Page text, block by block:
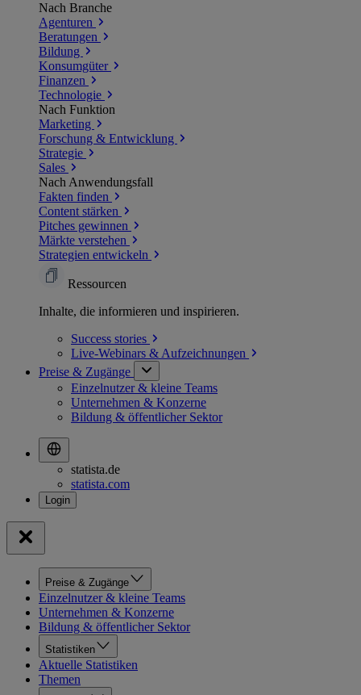
Nach Branche
Agenturen
Beratungen
Bildung
Konsumgüter
Finanzen
Technologie
Nach Funktion
Marketing
Forschung & Entwicklung
Strategie
Sales
Nach Anwendungsfall
Fakten finden
Content stärken
Pitches gewinnen
Märkte verstehen
Strategien entwickeln
Ressourcen
Inhalte, die informieren und inspirieren.
Success stories
Live-Webinars & Aufzeichnungen
Preise & Zugänge
Einzelnutzer & kleine Teams
Unternehmen & Konzerne
Bildung & öffentlicher Sektor
statista.de
statista.com
Preise & Zugänge
Einzelnutzer & kleine Teams
Unternehmen & Konzerne
Bildung & öffentlicher Sektor
Statistiken
Aktuelle Statistiken
Themen